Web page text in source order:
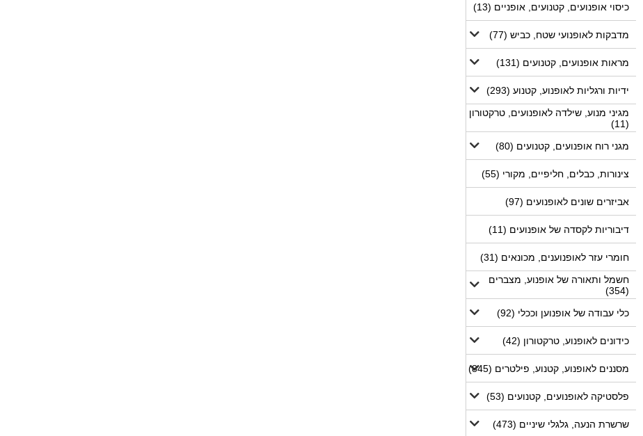
כיסוי אופנועים, קטנועים, אופניים (13)
מדבקות לאופנועי שטח, כביש (77)
מראות אופנועים, קטנועים (131)
ידיות ורגליות לאופנוע, קטנוע (293)
מגיני מנוע, שילדה לאופנועים, טרקטורון
(11)
מגני רוח אופנועים, קטנועים (80)
צינורות, כבלים, חליפיים, מקורי (55)
אביזרים שונים לאופנועים (97)
דיבוריות לקסדה של אופנועים (11)
חומרי עזר לאופנוענים, מכונאים (31)
חשמל ותאורה של אופנוע, מצברים
(354)
כלי עבודה של אופנוען וככלי (92)
כידונים לאופנוע, טרקטורון (42)
מסננים לאופנוע, קטנוע, פילטרים (845)
פלסטיקה לאופנועים, קטנועים (53)
שרשרת הנעה, גלגלי שיניים (473)